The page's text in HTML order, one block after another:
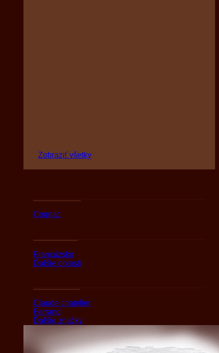
Zobraziť všetky
Cognac
Francúzsko
Ďaľšie oblasti
Claude chatelier
Ferrand
Ďaľšie značky